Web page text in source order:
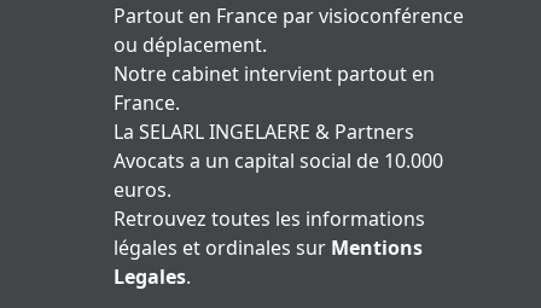
Partout en France par visioconférence
ou déplacement.
Notre cabinet intervient partout en
France.
La SELARL INGELAERE & Partners
Avocats a un capital social de 10.000
euros.
Retrouvez toutes les informations
légales et ordinales sur Mentions
Legales.